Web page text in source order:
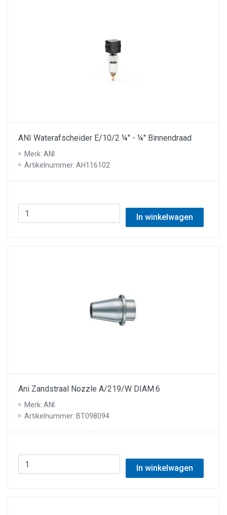
ANI Waterafscheider E/10/2 ¼'' - ¼'' Binnendraad
Merk: ANI
Artikelnummer: AH116102
In winkelwagen
Ani Zandstraal Nozzle A/219/W DIAM.6
Merk: ANI
Artikelnummer: BT098094
In winkelwagen